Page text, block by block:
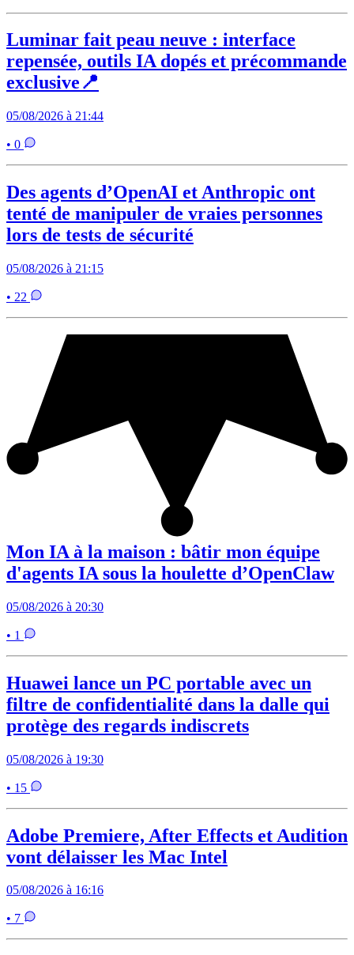
Luminar fait peau neuve : interface
repensée, outils IA dopés et précommande
exclusive📍
05/08/2026 à 21:44
• 0
Des agents d’OpenAI et Anthropic ont
tenté de manipuler de vraies personnes
lors de tests de sécurité
05/08/2026 à 21:15
• 22
Mon IA à la maison : bâtir mon équipe
d'agents IA sous la houlette d’OpenClaw
05/08/2026 à 20:30
• 1
Huawei lance un PC portable avec un
filtre de confidentialité dans la dalle qui
protège des regards indiscrets
05/08/2026 à 19:30
• 15
Adobe Premiere, After Effects et Audition
vont délaisser les Mac Intel
05/08/2026 à 16:16
• 7